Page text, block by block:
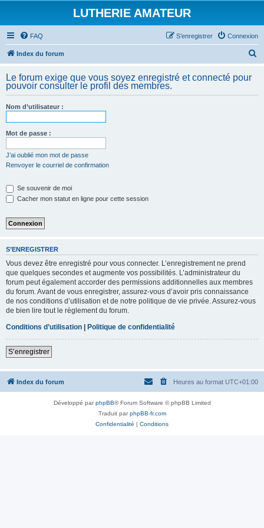
LUTHERIE AMATEUR
FAQ Connexion
S’enregistrer
Index du forum
h
Le forum exige que vous soyez enregistré et connecté pour
pouvoir consulter le profil des membres.
Nom d’utilisateur :
Mot de passe :
J’ai oublié mon mot de passe
Renvoyer le courriel de confirmation
Se souvenir de moi
Cacher mon statut en ligne pour cette session
S’ENREGISTRER
Vous devez être enregistré pour vous connecter. L’enregistrement ne prend
que quelques secondes et augmente vos possibilités. L’administrateur du
forum peut également accorder des permissions additionnelles aux membres
du forum. Avant de vous enregistrer, assurez-vous d’avoir pris connaissance
de nos conditions d’utilisation et de notre politique de vie privée. Assurez-vous
de bien lire tout le règlement du forum.
Conditions d’utilisation | Politique de confidentialité
S’enregistrer
Index du forum Heures au format UTC+01:00
Développé parphpBB® Forum Software © phpBB Limited
Traduit parphpBB-fr.com
Confidentialité | Conditions